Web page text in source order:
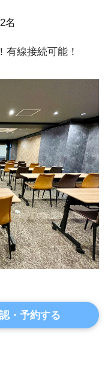
名
有線接続可能！
・予約する